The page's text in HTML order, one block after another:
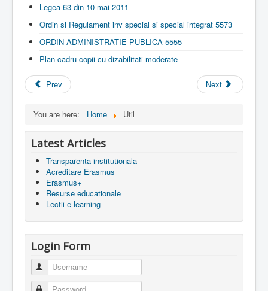
Legea 63 din 10 mai 2011
Ordin si Regulament inv special si special integrat 5573
ORDIN ADMINISTRATIE PUBLICA 5555
Plan cadru copii cu dizabilitati moderate
Prev Next
You are here: Home Util
Latest Articles
Transparenta institutionala
Acreditare Erasmus
Erasmus+
Resurse educationale
Lectii e-learning
Login Form
Username